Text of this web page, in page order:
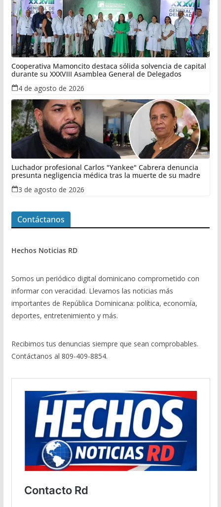
Cooperativa Mamoncito destaca sólida solvencia de capital
durante su XXXVIII Asamblea General de Delegados
4 de agosto de 2026
Luchador profesional Carlos "Yankee" Cabrera denuncia
presunta negligencia médica tras la muerte de su madre
3 de agosto de 2026
Contáctanos
Hechos Noticias RD
Somos un periódico digital dominicano comprometido con
informar con veracidad. Llevamos las noticias más
importantes de República Dominicana: política, economía,
deportes, entretenimiento y más.
Recibimos tus denuncias siempre que sean comprobables.
Contáctanos al 809-409-8854.